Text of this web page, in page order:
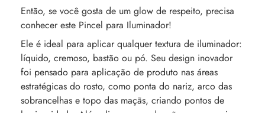
Então, se você gosta de um glow de respeito, precisa
conhecer este Pincel para Iluminador!
Ele é ideal para aplicar qualquer textura de iluminador:
líquido, cremoso, bastão ou pó. Seu design inovador
foi pensado para aplicação de produto nas áreas
estratégicas do rosto, como ponta do nariz, arco das
sobrancelhas e topo das maçãs, criando pontos de